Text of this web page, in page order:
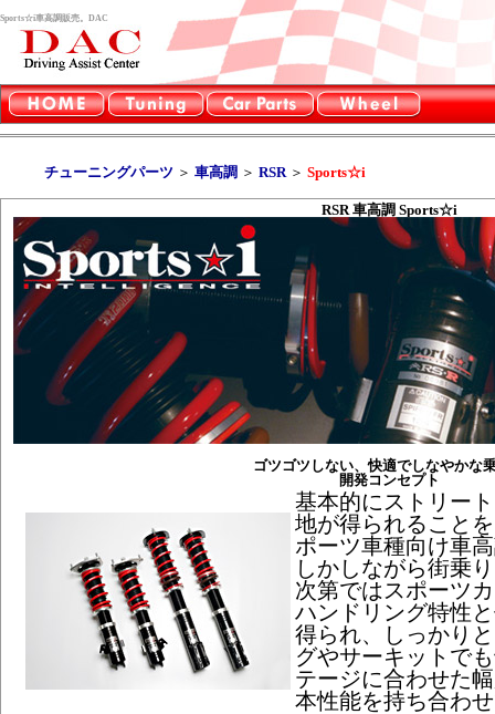
Sports☆i車高調販売。DAC
チューニングパーツ ＞ 車高調 ＞ RSR＞ Sports☆i
RSR 車高調 Sports☆i
ゴツゴツしない、快適でしなやかな
開発コンセプト
基本的にストリー
地が得られること
ポーツ車種向け車
しかしながら街乗
次第ではスポーツ
ハンドリング特性
得られ、しっかり
グやサーキットで
テージに合わせた
本性能を持ち合わ